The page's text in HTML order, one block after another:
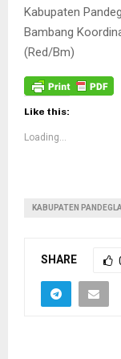
Kabupaten
Bambang
(Red/Bm)
Like this:
Loading...
KABUPATEN
SHARE